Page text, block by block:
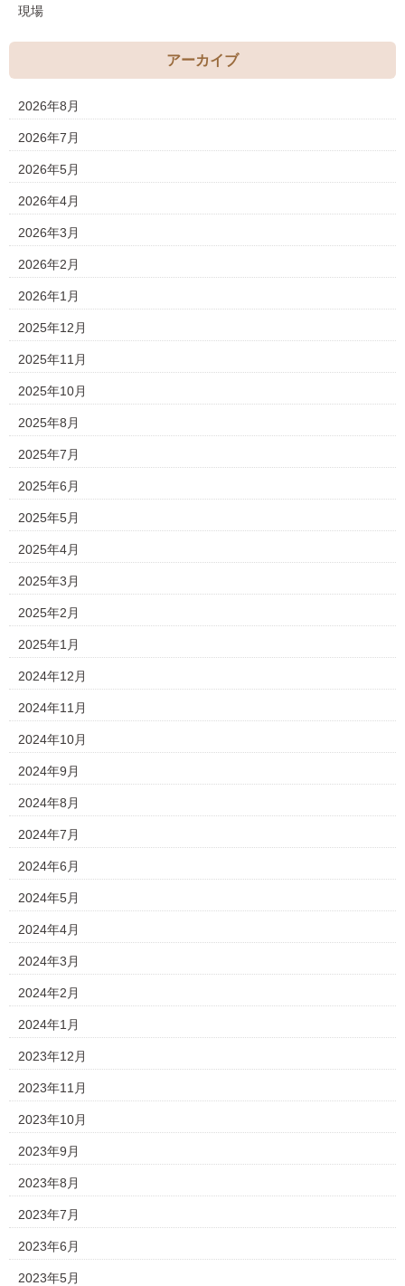
現場
アーカイブ
2026年8月
2026年7月
2026年5月
2026年4月
2026年3月
2026年2月
2026年1月
2025年12月
2025年11月
2025年10月
2025年8月
2025年7月
2025年6月
2025年5月
2025年4月
2025年3月
2025年2月
2025年1月
2024年12月
2024年11月
2024年10月
2024年9月
2024年8月
2024年7月
2024年6月
2024年5月
2024年4月
2024年3月
2024年2月
2024年1月
2023年12月
2023年11月
2023年10月
2023年9月
2023年8月
2023年7月
2023年6月
2023年5月